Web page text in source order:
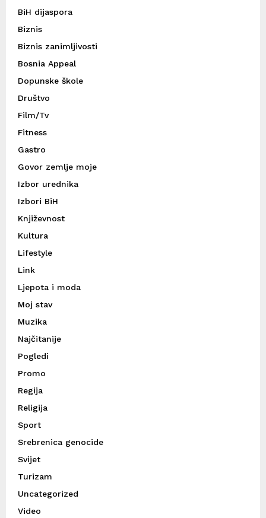
BiH dijaspora
Biznis
Biznis zanimljivosti
Bosnia Appeal
Dopunske škole
Društvo
Film/Tv
Fitness
Gastro
Govor zemlje moje
Izbor urednika
Izbori BiH
Književnost
Kultura
Lifestyle
Link
Ljepota i moda
Moj stav
Muzika
Najčitanije
Pogledi
Promo
Regija
Religija
Sport
Srebrenica genocide
Svijet
Turizam
Uncategorized
Video